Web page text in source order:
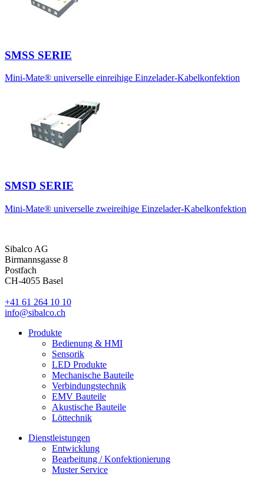
SMSS SERIE
Mini-Mate® universelle einreihige Einzelader-Kabelkonfektion
SMSD SERIE
Mini-Mate® universelle zweireihige Einzelader-Kabelkonfektion
Sibalco AG
Birmannsgasse 8
Postfach
CH-4055 Basel
+41 61 264 10 10
info@sibalco.ch
Produkte
Bedienung & HMI
Sensorik
LED Produkte
Mechanische Bauteile
Verbindungstechnik
EMV Bauteile
Akustische Bauteile
Löttechnik
Dienstleistungen
Entwicklung
Bearbeitung / Konfektionierung
Muster Service